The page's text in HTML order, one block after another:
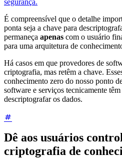
É compreensível que o detalhe
ponta seja a chave para
permaneça apenas com o usuário
para uma arquitetura de
Há casos em que provedores de
criptografia, mas retêm a chave.
conhecimento zero do nosso ponto
software e serviços tecnicamente
descriptografar os dados.
Dê aos usuários
criptografia de